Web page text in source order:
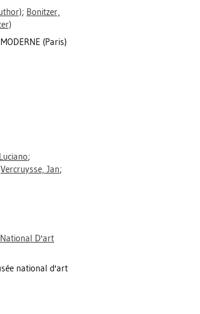
; Bonitzer,
(Paris)
;
Vercruysse, Jan;
National D'art
national d'art